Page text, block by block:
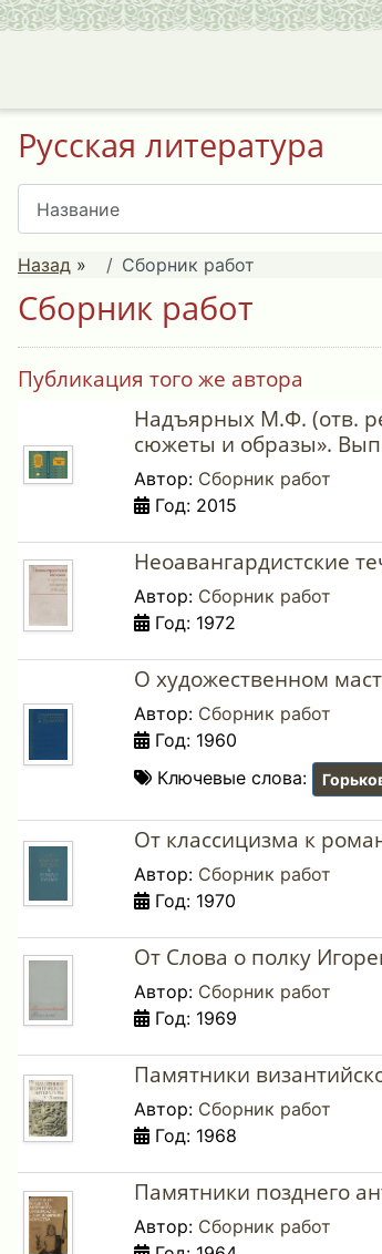
Русская литература
Назад » Сборник работ
Сборник работ
Публикация того же автора
Надъярных М.Ф. (отв.
сюжеты и образы».
Автор: Сборник работ
Год: 2015
Неоавангардистские
Автор: Сборник работ
Год: 1972
О художественном
Автор: Сборник работ
Год: 1960
Ключевые слова:
От классицизма к
Автор: Сборник работ
Год: 1970
От Слова о полку
Автор: Сборник работ
Год: 1969
Памятники
Автор: Сборник работ
Год: 1968
Памятники позднего
Автор: Сборник работ